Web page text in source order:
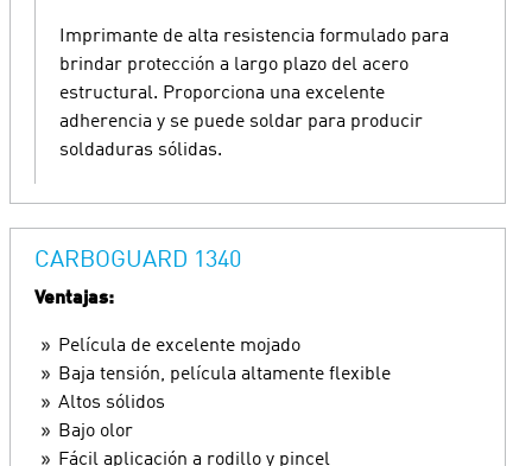
Imprimante de alta resistencia formulado para
brindar protección a largo plazo del acero
estructural. Proporciona una excelente
adherencia y se puede soldar para producir
soldaduras sólidas.
CARBOGUARD 1340
Ventajas:
Película de excelente mojado
Baja tensión, película altamente flexible
Altos sólidos
Bajo olor
Fácil aplicación a rodillo y pincel